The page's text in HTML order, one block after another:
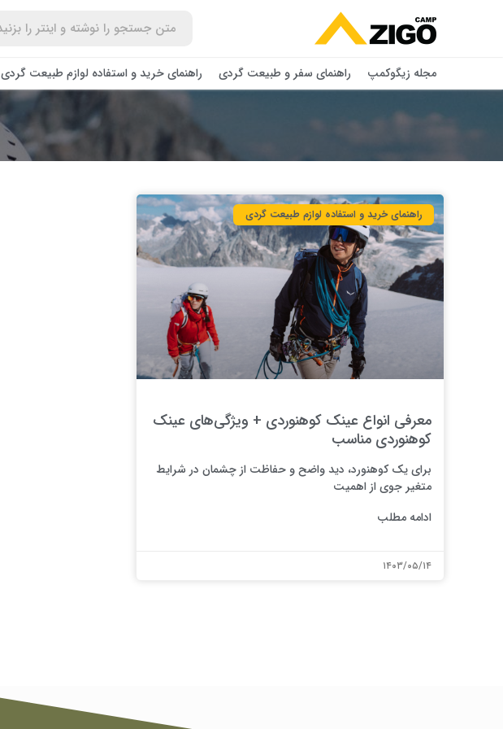
مجله زیگوکمپ راهنمای سفر و طبیعت گردی راهنمای خرید و استفاده لوازم طبیعت ‌گردی
راهنمای خرید و استفاده لوازم طبیعت ‌گردی
معرفی انواع عینک کوهنوردی + ویژگی‌های عینک
کوهنوردی مناسب
برای یک کوهنورد، دید واضح و حفاظت از چشمان در شرایط
متغیر جوی از اهمیت
ادامه مطلب
۱۴۰۳/۰۵/۱۴